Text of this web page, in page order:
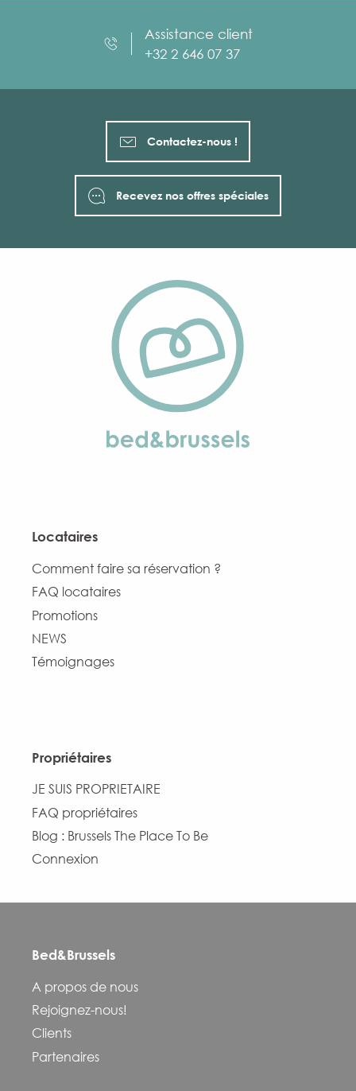
Assistance client
+32 2 646 07 37
Contactez-nous !
Recevez nos offres spéciales
Locataires
Comment faire sa réservation ?
FAQ locataires
Promotions
NEWS
Témoignages
Propriétaires
JE SUIS PROPRIETAIRE
FAQ propriétaires
Blog : Brussels The Place To Be
Connexion
Bed&Brussels
A propos de nous
Rejoignez-nous!
Clients
Partenaires